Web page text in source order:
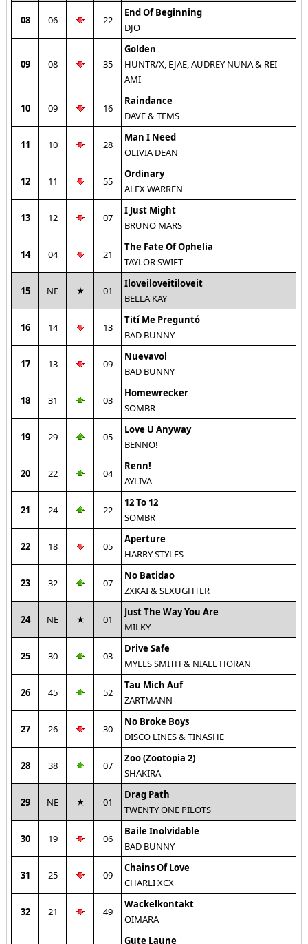
08 06 22
End Of Beginning
DJO
09 08 35
Golden
HUNTR/X, EJAE, AUDREY NUNA & REI
AMI
10 09 16
Raindance
DAVE & TEMS
11 10 28
Man I Need
OLIVIA DEAN
12 11 55
Ordinary
ALEX WARREN
13 12 07
I Just Might
BRUNO MARS
14 04 21
The Fate Of Ophelia
TAYLOR SWIFT
15 NE 01
Iloveiloveitiloveit
BELLA KAY
16 14 13
Tití Me Preguntó
BAD BUNNY
17 13 09
Nuevavol
BAD BUNNY
18 31 03
Homewrecker
SOMBR
19 29 05
Love U Anyway
BENNO!
20 22 04
Renn!
AYLIVA
21 24 22
12 To 12
SOMBR
22 18 05
Aperture
HARRY STYLES
23 32 07
No Batidao
ZXKAI & SLXUGHTER
24 NE 01
Just The Way You Are
MILKY
25 30 03
Drive Safe
MYLES SMITH & NIALL HORAN
26 45 52
Tau Mich Auf
ZARTMANN
27 26 30
No Broke Boys
DISCO LINES & TINASHE
28 38 07
Zoo (Zootopia 2)
SHAKIRA
29 NE 01
Drag Path
TWENTY ONE PILOTS
30 19 06
Baile Inolvidable
BAD BUNNY
31 25 09
Chains Of Love
CHARLI XCX
32 21 49
Wackelkontakt
OIMARA
Gute Laune